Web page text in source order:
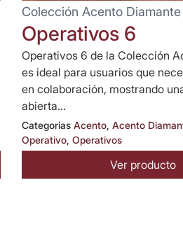
Colección Acento
Operativos 6
Operativos 6 de la Colección
es ideal para usuarios que
en colaboración, mostrando
abierta...
Categorias Acento, Acento
Operativo, Operativos
Ver producto